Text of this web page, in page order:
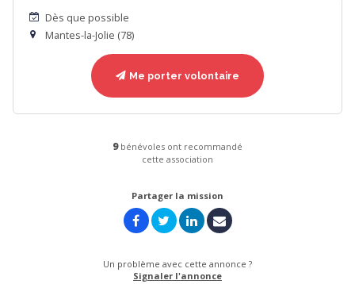
Dès que possible
Mantes-la-Jolie (78)
Me porter volontaire
9bénévoles ont recommandé
cette association
Partager la mission
Un problème avec cette annonce ?
Signaler l'annonce